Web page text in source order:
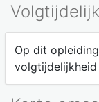
Op dit